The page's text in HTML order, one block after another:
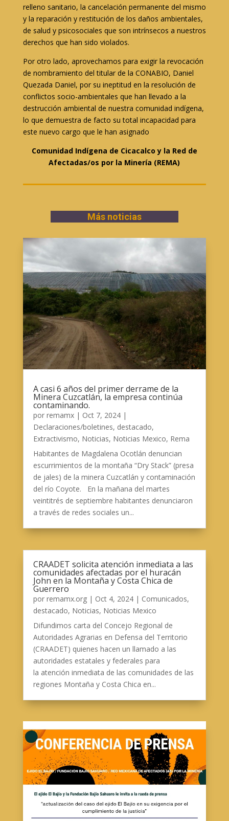
relleno sanitario, la cancelación permanente del mismo
y la reparación y restitución de los daños ambientales,
de salud y psicosociales que son intrínsecos a nuestros
derechos que han sido violados.
Por otro lado, aprovechamos para exigir la revocación
de nombramiento del titular de la CONABIO, Daniel
Quezada Daniel, por su ineptitud en la resolución de
conflictos socio-ambientales que han llevado a la
destrucción ambiental de nuestra comunidad indígena,
lo que demuestra de facto su total incapacidad para
este nuevo cargo que le han asignado
Comunidad Indígena de Cicacalco y la Red de
Afectadas/os por la Minería (REMA)
Más noticias
A casi 6 años del primer derrame de la
Minera Cuzcatlán, la empresa continúa
contaminando.
por remamx| Oct 7, 2024|
Declaraciones/boletines, destacado,
Extractivismo, Noticias, Noticias Mexico, Rema
Habitantes de Magdalena Ocotlán denuncian
escurrimientos de la montaña “Dry Stack” (presa
de jales) de la minera Cuzcatlán y contaminación
del río Coyote. En la mañana del martes
veintitrés de septiembre habitantes denunciaron
a través de redes sociales un...
CRAADET solicita atención inmediata a las
comunidades afectadas por el huracán
John en la Montaña y Costa Chica de
Guerrero
por remamx.org| Oct 4, 2024| Comunicados,
destacado, Noticias, Noticias Mexico
Difundimos carta del Concejo Regional de
Autoridades Agrarias en Defensa del Territorio
(CRAADET) quienes hacen un llamado a las
autoridades estatales y federales para
la atención inmediata de las comunidades de las
regiones Montaña y Costa Chica en...